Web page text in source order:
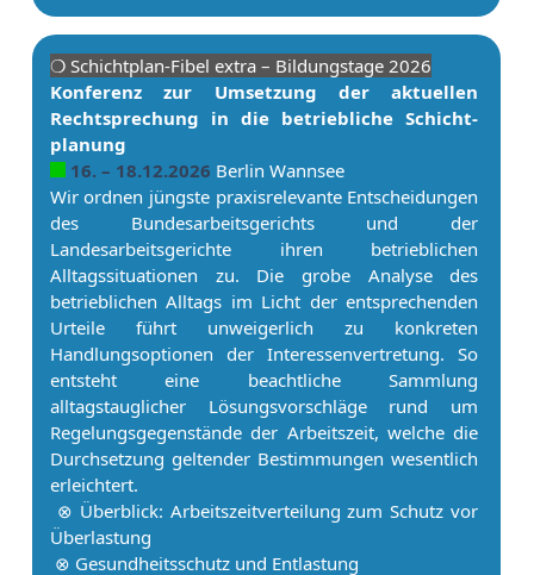
❍ Schicht­plan-Fibel extra – Bildungstage 2026
Konferenz zur Umsetzung der aktuellen
Rechtsprechung in die betriebliche Schicht­
planung
16. – 18.12.2026 Berlin Wannsee
Wir ordnen jüngste praxisrelevante Entscheidungen
des Bundesarbeitsgerichts und der
Landesarbeitsgerichte ihren betrieblichen
Alltagssituationen zu. Die grobe Analyse des
betrieblichen Alltags im Licht der entsprechenden
Urteile führt unweigerlich zu konkreten
Handlungsoptionen der In­ter­es­sen­ver­tre­tung. So
entsteht eine beachtliche Sammlung
alltagstauglicher Lösungsvorschläge rund um
Regelungsgegenstände der Ar­beits­zeit, welche die
Durchsetzung geltender Bestimmungen wesentlich
erleichtert.
⊗ Überblick: Ar­beits­zeitverteilung zum Schutz vor
Überlastung
⊗ Gesundheitsschutz und Entlastung